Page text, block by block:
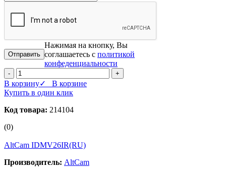
Нажимая на кнопку, Вы
соглашаетесь с политикой
конфеденциальности
- +
В корзину✓ В корзине
Купить в один клик
Код товара: 214104
(0)
AltCam IDMV26IR(RU)
Производитель: AltCam